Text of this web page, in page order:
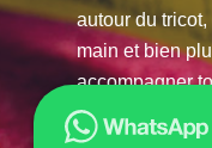
autour du
main et bien
accompagner